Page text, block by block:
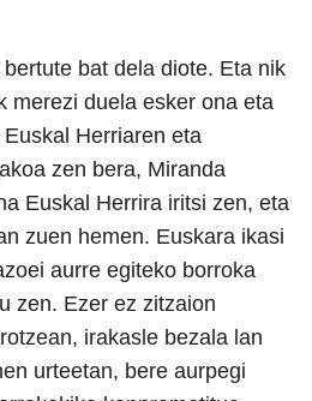
bat dela diote. Eta nik
merezi duela esker ona eta
Herriaren eta
zen bera, Miranda
Euskal Herrira iritsi zen, eta
zuen hemen. Euskara ikasi
aurre egiteko borroka
zen. Ezer ez zitzaion
irakasle bezala lan
urteetan, bere aurpegi